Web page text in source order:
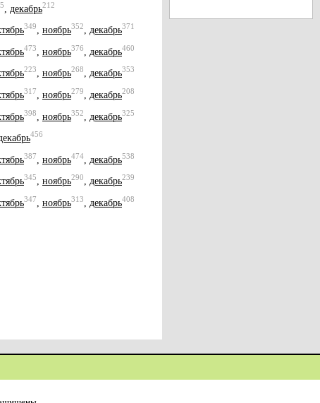
декабрь212
349, ноябрь352, декабрь371
473 ноябрь376 декабрь460
223, ноябрь268, декабрь353
317 ноябрь279 декабрь208
398 ноябрь352 декабрь325
456
387 ноябрь474 декабрь538
345, ноябрь290, декабрь239
347 ноябрь313 декабрь408